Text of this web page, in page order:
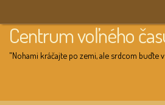
to
content
Centrum voľného
"Nohami kráčajte po zemi, ale srdcom buďte